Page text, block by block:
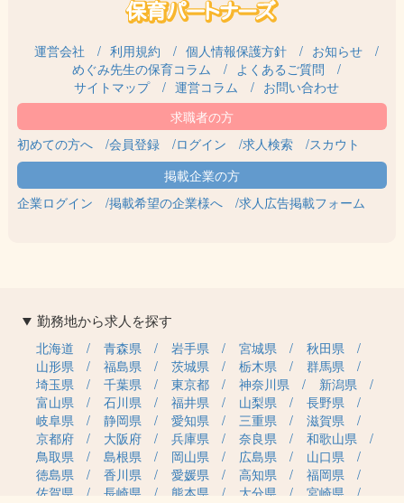
運営会社 利用規約 個人情報保護方針
お知らせ
めぐみ先生の保育コラム
よくあるご質問
サイトマップ
運営コラム お問い合わせ
初めての方へ 会員登録 ログイン 求人検索 スカウト
企業ログイン 掲載希望の企業様へ 求人広告掲載フォーム
勤務地から求人を探す
北海道 青森県 岩手県 宮城県
秋田県
山形県
福島県 茨城県 栃木県
群馬県
埼玉県
千葉県 東京都 神奈川県
新潟県
富山県
石川県 福井県 山梨県
長野県
岐阜県
静岡県 愛知県 三重県
滋賀県
京都府
大阪府 兵庫県 奈良県
和歌山県
鳥取県
島根県 岡山県 広島県
山口県
徳島県
香川県 愛媛県 高知県
福岡県
佐賀県
長崎県 熊本県 大分県
宮崎県